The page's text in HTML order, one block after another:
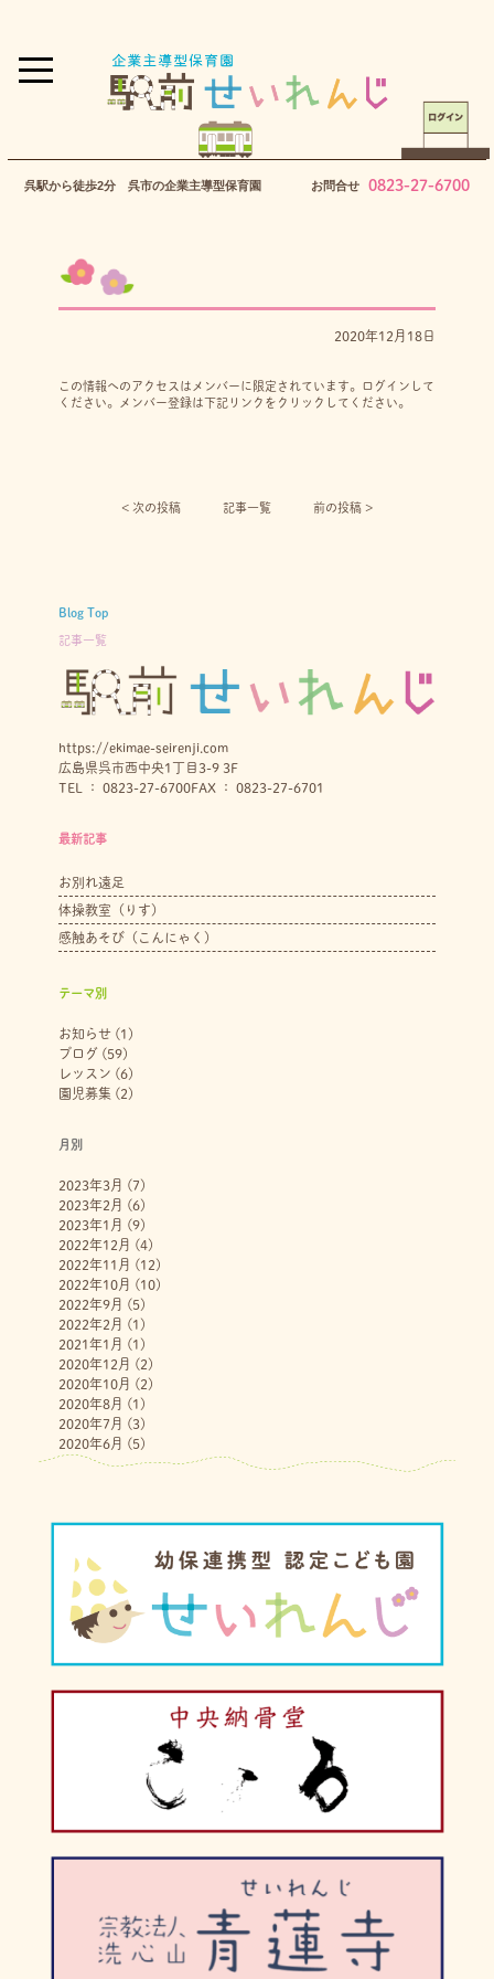
呉駅から徒歩2分 呉市の企業主導型保育園 お問合せ 0823-27-6700
2020年12月18日
この情報へのアクセスはメンバーに限定されています。ログインして
ください。メンバー登録は下記リンクをクリックしてください。
< 次の投稿︎ 記事一覧 前の投稿 >
Blog Top
記事一覧
https://ekimae-seirenji.com
広島県呉市西中央1丁目3-9 3F
TEL ： 0823-27-6700FAX ： 0823-27-6701
最新記事
お別れ遠足
体操教室（りす）
感触あそび（こんにゃく）
テーマ別
お知らせ(1)
ブログ (59)
レッスン (6)
園児募集 (2)
月別
2023年3月 (7)
2023年2月 (6)
2023年1月 (9)
2022年12月 (4)
2022年11月 (12)
2022年10月 (10)
2022年9月 (5)
2022年2月 (1)
2021年1月 (1)
2020年12月 (2)
2020年10月 (2)
2020年8月 (1)
2020年7月 (3)
2020年6月 (5)